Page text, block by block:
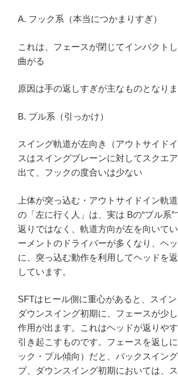
A. フック系（本当につかまりすぎ）
これは、フェースが閉じてインパクト
曲がる
原因は手の返しすぎが主なものとなりま
B. プル系（引っかけ）
スイング軌道が左向き（アウトサイド
スはスイングブレーンに対してスクエ
出て、フックの度合いは少ない
上体が突っ込む・アウトサイドイン軌
の「左に行く人」は、実は Bの“プル系
返りではなく、軌道方向が左を向いて
ーメントのドライバーが多くなり、ヘ
に、突っ込む動作を利用してヘッドを
しています。
SFTはヒール側に重心があると、スイン
ダウンスイング初期に、フェースが少
作用が出ます。これはヘッドが返りや
引き起こすものです。フェースを返し
ック・プル傾向）だと、バックスイン
プ、ダウンスイング初期においては、